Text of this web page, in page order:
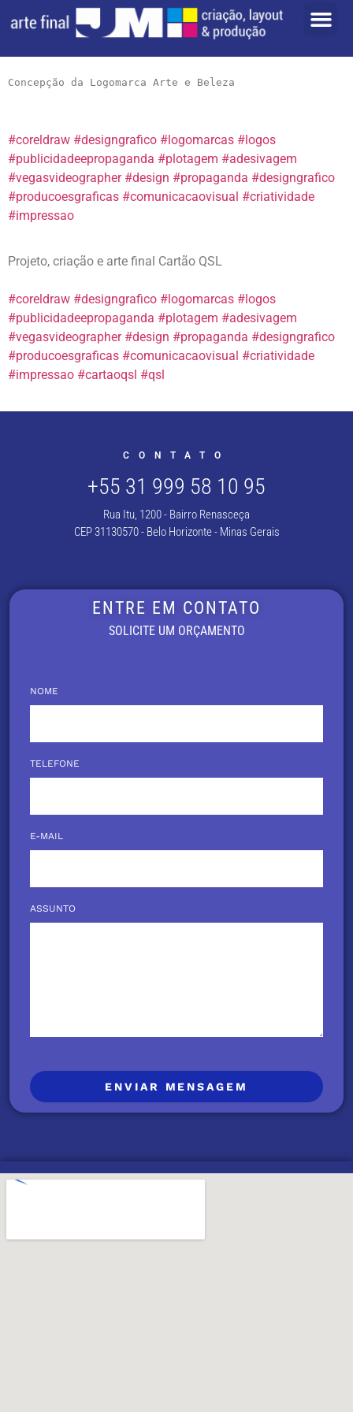
Concepção da Logomarca Arte e Beleza
#coreldraw #designgrafico #logomarcas #logos
#publicidadeepropaganda #plotagem #adesivagem
#vegasvideographer #design #propaganda #designgrafico
#producoesgraficas #comunicacaovisual #criatividade
#impressao
Projeto, criação e arte final Cartão QSL
#coreldraw #designgrafico #logomarcas #logos
#publicidadeepropaganda #plotagem #adesivagem
#vegasvideographer #design #propaganda #designgrafico
#producoesgraficas #comunicacaovisual #criatividade
#impressao #cartaoqsl #qsl
CONTATO
+55 31 999 58 10 95
Rua Itu, 1200 - Bairro Renasceça
CEP 31130570 - Belo Horizonte - Minas Gerais
ENTRE EM CONTATO
SOLICITE UM ORÇAMENTO
NOME
TELEFONE
E-MAIL
ASSUNTO
ENVIAR MENSAGEM